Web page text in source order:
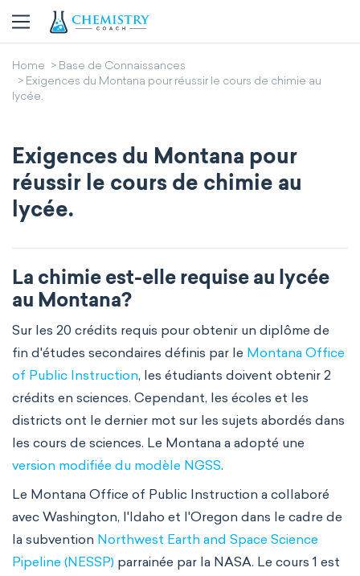
Home
Base de Connaissances
Exigences du Montana pour réussir le cours de chimie au
lycée.
Exigences du Montana pour
réussir le cours de chimie au
lycée.
La chimie est-elle requise au lycée
au Montana?
Sur les 20 crédits requis pour obtenir un diplôme de
fin d'études secondaires définis par le Montana Office
of Public Instruction, les étudiants doivent obtenir 2
crédits en sciences. Cependant, les écoles et les
districts ont le dernier mot sur les sujets abordés dans
les cours de sciences. Le Montana a adopté une
version modifiée du modèle NGSS.
Le Montana Office of Public Instruction a collaboré
avec Washington, l'Idaho et l'Oregon dans le cadre de
la subvention Northwest Earth and Space Science
Pipeline (NESSP) parrainée par la NASA. Le cours 1 est